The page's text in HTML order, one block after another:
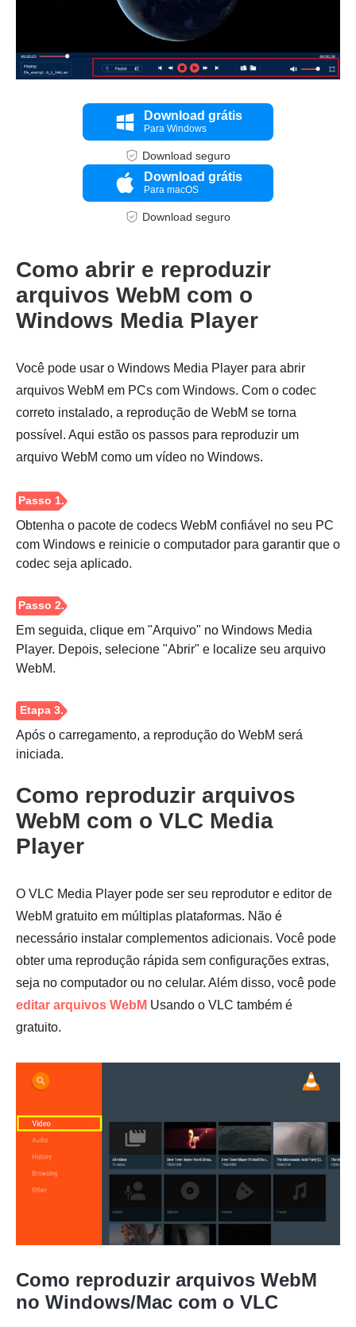
Passo 2.
Download grátis
Para Windows
Download seguro
Download grátis
Para macOS
Download seguro
Como abrir e reproduzir
arquivos WebM com o
Windows Media Player
Você pode usar o Windows Media Player para abrir
arquivos WebM em PCs com Windows. Com o codec
correto instalado, a reprodução de WebM se torna
possível. Aqui estão os passos para reproduzir um
arquivo WebM como um vídeo no Windows.
Passo 1.
Obtenha o pacote de codecs WebM confiável no seu PC
com Windows e reinicie o computador para garantir que o
codec seja aplicado.
Passo 2.
Em seguida, clique em "Arquivo" no Windows Media
Player. Depois, selecione "Abrir" e localize seu arquivo
WebM.
Após o carregamento, a reprodução do WebM será
iniciada.
Como reproduzir arquivos
WebM com o VLC Media
Player
O VLC Media Player pode ser seu reprodutor e editor de
WebM gratuito em múltiplas plataformas. Não é
necessário instalar complementos adicionais. Você pode
obter uma reprodução rápida sem configurações extras,
seja no computador ou no celular. Além disso, você pode
editar arquivos WebM Usando o VLC também é
gratuito.
Como reproduzir arquivos WebM
no Windows/Mac com o VLC